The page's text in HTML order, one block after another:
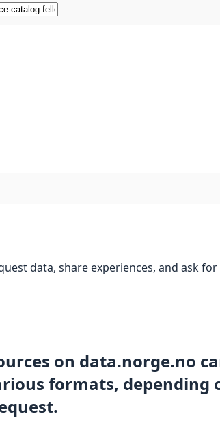
data, share experiences, and ask
on data.norge.no
formats, depending